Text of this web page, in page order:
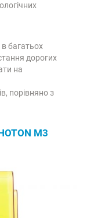
в багатьох
дорогих
на
порівняно з
M3